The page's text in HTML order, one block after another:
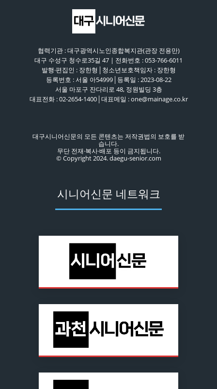
협력기관 : 대구광역시노인종합복지관(관장 전용만)
대구 수성구 청수로35길 47 | 전화번호 : 053-766-6011
발행·편집인 : 장한형│청소년보호책임자 : 장한형
등록번호 : 서울 아54999│등록일 : 2023-08-22
서울 마포구 잔다리로 48, 정원빌딩 3층
대표전화 : 02-2654-1400│대표메일 : one@mainage.co.kr
대구시니어신문의 모든 콘텐츠는 저작권법의 보호를 받
습니다.
무단 전재·복사·배포 등이 금지됩니다.
© Copyright 2024. daegu-senior.com
시니어신문 네트워크